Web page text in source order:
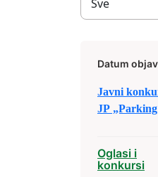
Datum
Javni
JP
Oglasi i
konkursi